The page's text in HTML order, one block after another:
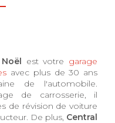
est votre garage
avec plus de 30 ans
de l'automobile.
de carrosserie, il
de révision de voiture
De plus, Central